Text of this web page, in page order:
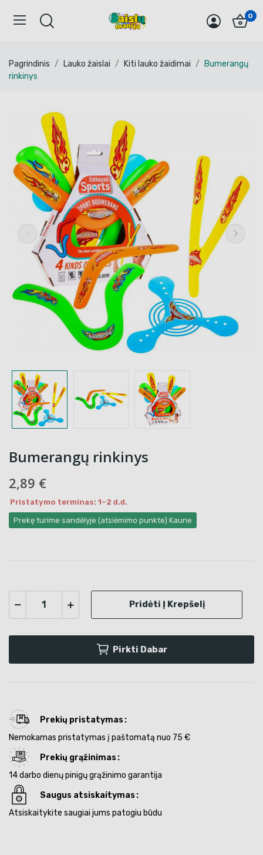
0
Pagrindinis Lauko žaislai Kiti lauko žaidimai
Bumerangų
rinkinys
Bumerangų rinkinys
2,89 €
Pristatymo terminas: 1–2 d.d.
Prekę turime sandėlyje (atsiėmimo punkte) Kaune
Pridėti Į Krepšelį
Pirkti Dabar
Prekių pristatymas
Nemokamas pristatymas į paštomatą nuo 75 €
Prekių grąžinimas
14 darbo dienų pinigų grąžinimo garantija
Saugus atsiskaitymas
Atsiskaitykite saugiai jums patogiu būdu